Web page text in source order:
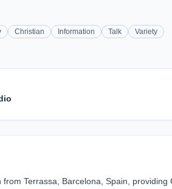
Christian Information Talk Variety
Terrassa, Barcelona, Spain, providing